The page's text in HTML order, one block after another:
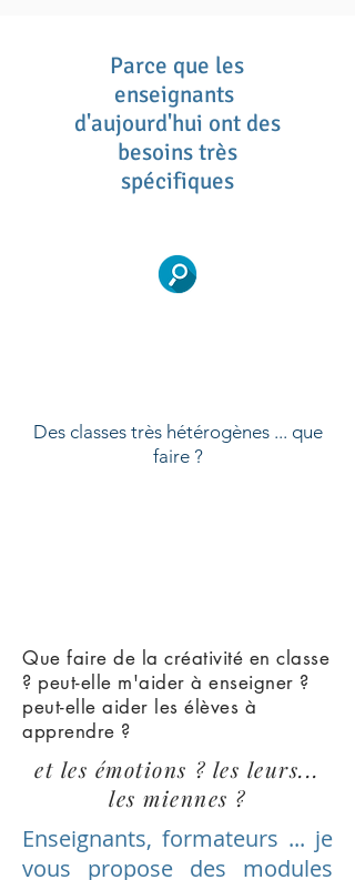
Parce que les
enseignants
d'aujourd'hui ont des
besoins très
spécifiques
Des classes très hétérogènes ... que
faire ?
Que faire de la créativité en classe
? peut-elle m'aider à enseigner ?
peut-elle aider les élèves à
apprendre ?
et les émotions ? les leurs...
les miennes ?
Enseignants, formateurs ... je
vous propose des modules